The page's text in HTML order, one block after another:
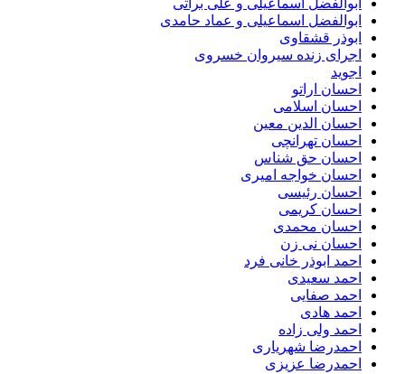
ابوالفضل اسماعیلی و علی براتی
ابوالفضل اسماعیلی و عماد حامدی
ابوذر قشقاوی
اجرای زنده سیروان خسروی
اجوید
احسان اراتو
احسان اسلامی
احسان الدین معین
احسان تهرانچی
احسان حق شناس
احسان خواجه امیری
احسان رئیسی
احسان کریمی
احسان محمدی
احسان نی زن
احمد ابوذر خانی فرد
احمد سعیدی
احمد صفایی
احمد هادی
احمد ولی زاده
احمدرضا شهریاری
احمدرضا عزیزی